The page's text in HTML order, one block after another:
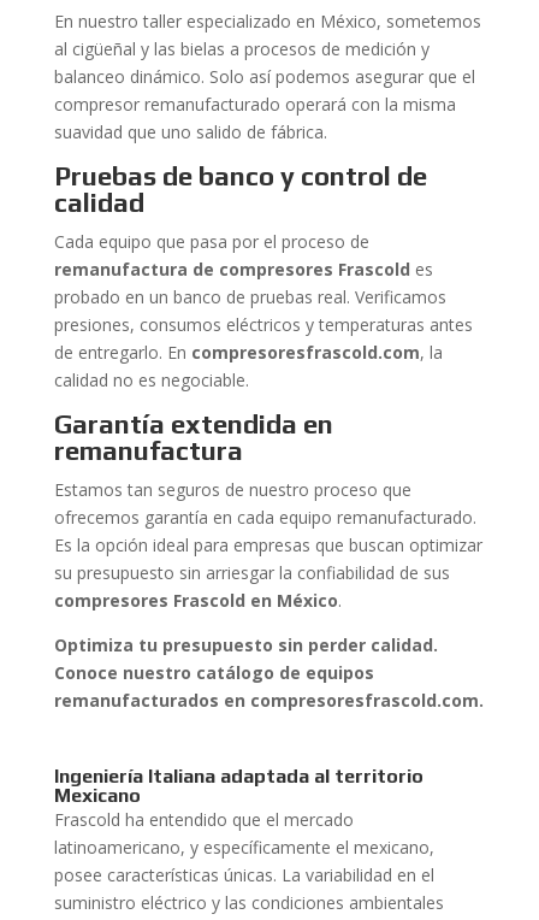
En nuestro taller especializado en México, sometemos
al cigüeñal y las bielas a procesos de medición y
balanceo dinámico. Solo así podemos asegurar que el
compresor remanufacturado operará con la misma
suavidad que uno salido de fábrica.
Pruebas de banco y control de
calidad
Cada equipo que pasa por el proceso de
remanufactura de compresores Frascold es
probado en un banco de pruebas real. Verificamos
presiones, consumos eléctricos y temperaturas antes
de entregarlo. En compresoresfrascold.com, la
calidad no es negociable.
Garantía extendida en
remanufactura
Estamos tan seguros de nuestro proceso que
ofrecemos garantía en cada equipo remanufacturado.
Es la opción ideal para empresas que buscan optimizar
su presupuesto sin arriesgar la confiabilidad de sus
compresores Frascold en México.
Optimiza tu presupuesto sin perder calidad.
Conoce nuestro catálogo de equipos
remanufacturados en compresoresfrascold.com.
Ingeniería Italiana adaptada al territorio
Mexicano
Frascold ha entendido que el mercado
latinoamericano, y específicamente el mexicano,
posee características únicas. La variabilidad en el
suministro eléctrico y las condiciones ambientales